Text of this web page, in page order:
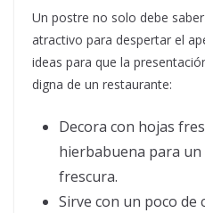
Un postre no solo debe
atractivo para despertar el
ideas para que la
digna de un restaurante:
Decora con hojas
hierbabuena para
frescura.
Sirve con un poco de